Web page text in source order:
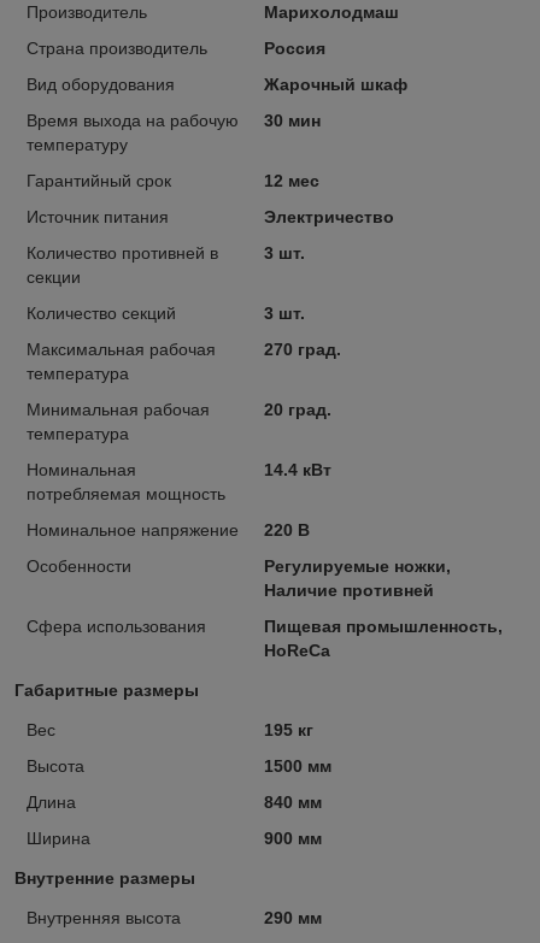
Производитель
Марихолодмаш
Страна производитель
Россия
Вид оборудования
Жарочный шкаф
Время выхода на рабочую
температуру
30 мин
Гарантийный срок
12 мес
Источник питания
Электричество
Количество противней в
секции
3 шт.
Количество секций
3 шт.
Максимальная рабочая
температура
270 град.
Минимальная рабочая
температура
20 град.
Номинальная
потребляемая мощность
14.4 кВт
Номинальное напряжение
220 В
Особенности
Регулируемые ножки,
Наличие противней
Сфера использования
Пищевая промышленность,
HoReCa
Габаритные размеры
Вес
195 кг
Высота
1500 мм
Длина
840 мм
Ширина
900 мм
Внутренние размеры
Внутренняя высота 290 мм